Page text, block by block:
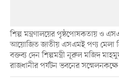
শিল্প মন্ত্রণালয়ের পৃষ্ঠপোষকতায় ও
আয়োজিত জাতীয় এসএমই পণ্য মেলা
বক্তব্য দেন শিল্পমন্ত্রী নূরুল মজিদ
রাজধানীর পর্যটন ভবনের সম্মেলনকক্ষে